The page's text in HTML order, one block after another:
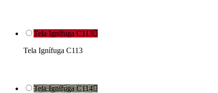
Tela Ignífuga C113
Tela Ignífuga C113
Tela Ignífuga C114